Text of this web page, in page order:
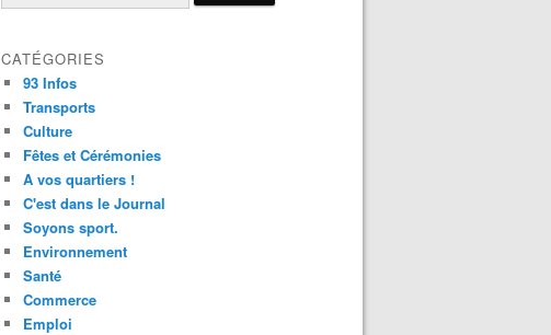
CATÉGORIES
93 Infos
Transports
Culture
Fêtes et Cérémonies
A vos quartiers !
C'est dans le Journal
Soyons sport.
Environnement
Santé
Commerce
Emploi